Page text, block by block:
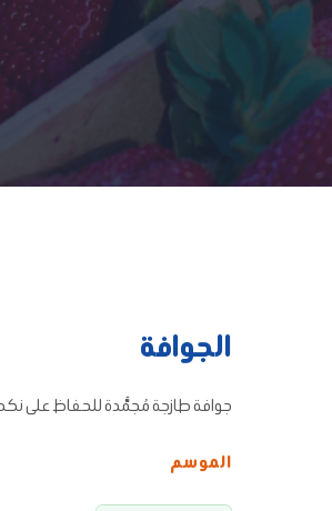
الجوافة
جوافة طازجة مُجمَّدة للحفاظ على
الموسم